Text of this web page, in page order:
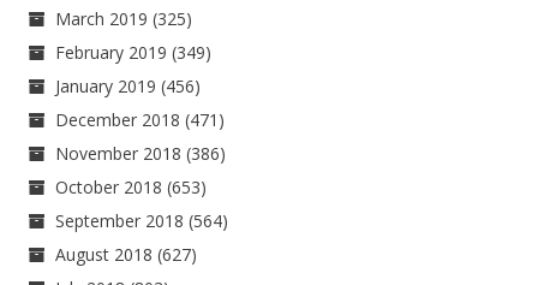
March 2019 (325)
February 2019 (349)
January 2019 (456)
December 2018 (471)
November 2018 (386)
October 2018 (653)
September 2018 (564)
August 2018 (627)